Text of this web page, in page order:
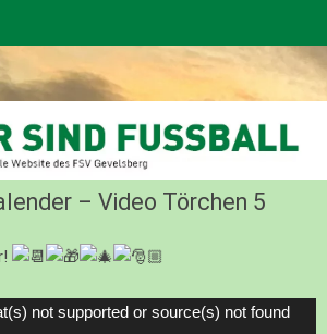
– Video Törchen 5
not supported or source(s) not found